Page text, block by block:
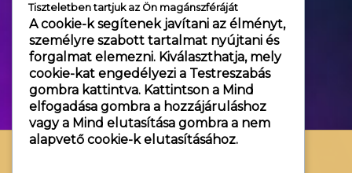
+3630 606 6109
info@themagic.hu
1065 Budapest Hajós utca 25.
Tiszteletben tartjuk az Ön magánszféráját
A cookie-k segítenek javítani az élményt,
személyre szabott tartalmat nyújtani és
forgalmat elemezni. Kiválaszthatja, mely
cookie-kat engedélyezi a Testreszabás
gombra kattintva. Kattintson a Mind
elfogadása gombra a hozzájáruláshoz
vagy a Mind elutasítása gombra a nem
alapvető cookie-k elutasításához.